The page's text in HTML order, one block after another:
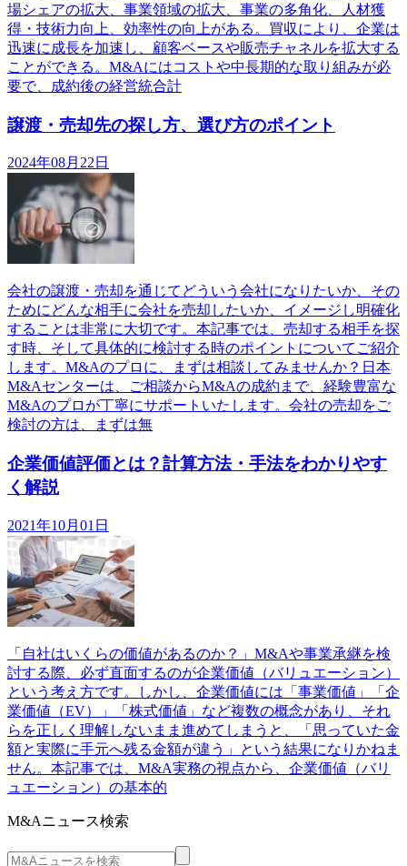
場シェアの拡大、事業領域の拡大、事業の多角化、人材獲
得・技術力向上、効率性の向上がある。買収により、企業は
迅速に成長を加速し、顧客ベースや販売チャネルを拡大する
ことができる。M&Aにはコストや中長期的な取り組みが必
要で、成約後の経営統合計
譲渡・売却先の探し方、選び方のポイント
2024年08月22日
会社の譲渡・売却を通じてどういう会社になりたいか、その
ためにどんな相手に会社を売却したいか、イメージし明確化
することは非常に大切です。本記事では、売却する相手を探
す時、そして具体的に検討する時のポイントについてご紹介
します。M&Aのプロに、まずは相談してみませんか？日本
M&Aセンターは、ご相談からM&Aの成約まで、経験豊富な
M&Aのプロが丁寧にサポートいたします。会社の売却をご
検討の方は、まずは無
企業価値評価とは？計算方法・手法をわかりやす
く解説
2021年10月01日
「自社はいくらの価値があるのか？」M&Aや事業承継を検
討する際、必ず直面するのが企業価値（バリュエーション）
という考え方です。しかし、企業価値には「事業価値」「企
業価値（EV）」「株式価値」など複数の概念があり、それ
らを正しく理解しないまま進めてしまうと、「思っていた金
額と実際に手元へ残る金額が違う」という結果になりかねま
せん。本記事では、M&A実務の視点から、企業価値（バリ
ュエーション）の基本的
M&Aニュース検索